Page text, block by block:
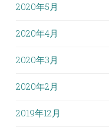
2020年5月
2020年4月
2020年3月
2020年2月
2019年12月